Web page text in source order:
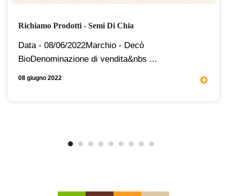
Richiamo Prodotti - Semi Di Chia
Data - 08/06/2022Marchio - Decò
BioDenominazione di vendita&nbs ...
08 giugno 2022